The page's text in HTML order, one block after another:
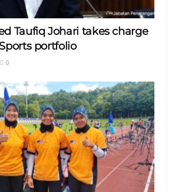
Taufiq Johari takes charge
portfolio
0